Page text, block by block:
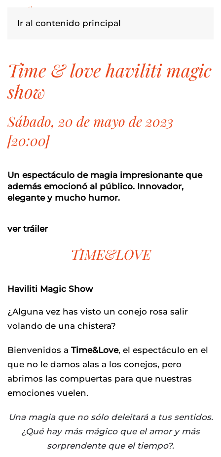
Ir al contenido principal
time & love haviliti magic
show
Sábado, 20 de mayo de 2023
[20:00]
Un espectáculo de magia impresionante que
además emocionó al público. Innovador,
elegante y mucho humor.
ver tráiler
TIME&LOVE
Haviliti Magic Show
¿Alguna vez has visto un conejo rosa salir
volando de una chistera?
Bienvenidos a Time&Love, el espectáculo en el
que no le damos alas a los conejos, pero
abrimos las compuertas para que nuestras
emociones vuelen.
Una magia que no sólo deleitará a tus sentidos.
¿Qué hay más mágico que el amor y más
sorprendente que el tiempo?.